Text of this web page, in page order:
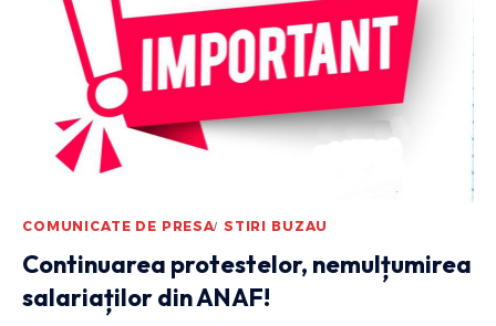
COMUNICATE DE PRESA STIRI BUZAU
Continuarea protestelor, nemulțumirea
salariaților din ANAF!